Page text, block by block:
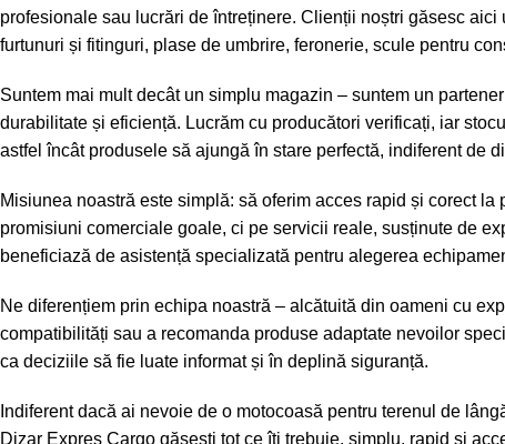
profesionale sau lucrări de întreținere. Clienții noștri găsesc
furtunuri și fitinguri, plase de umbrire, feronerie, scule pentru
Suntem mai mult decât un simplu magazin – suntem un
durabilitate și eficiență. Lucrăm cu producători verificați, iar
astfel încât produsele să ajungă în stare perfectă, indiferent de
Misiunea noastră este simplă: să oferim acces rapid și corect
promisiuni comerciale goale, ci pe servicii reale, susținute de
beneficiază de asistență specializată pentru alegerea
Ne diferențiem prin echipa noastră – alcătuită din oameni cu
compatibilități sau a recomanda produse adaptate nevoilor
ca deciziile să fie luate informat și în deplină siguranță.
Indiferent dacă ai nevoie de o motocoasă pentru terenul de
Dizar Expres Cargo găsești tot ce îți trebuie, simplu, rapid și